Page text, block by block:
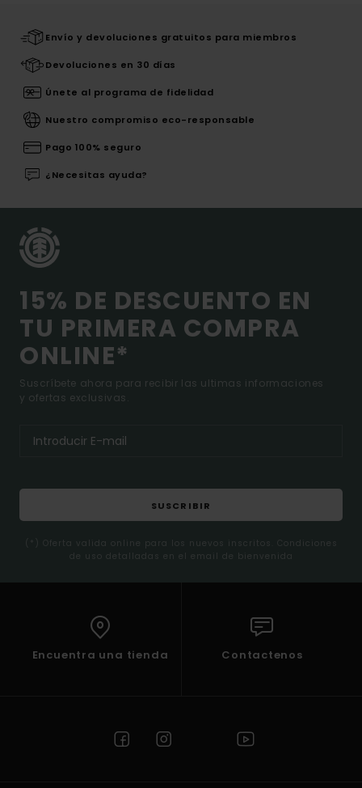
Envío y devoluciones gratuitos para miembros
Devoluciones en 30 días
Únete al programa de fidelidad
Nuestro compromiso eco-responsable
Pago 100% seguro
¿Necesitas ayuda?
15% DE DESCUENTO EN
TU PRIMERA COMPRA
ONLINE*
Suscríbete ahora para recibir las ultimas informaciones
y ofertas exclusivas.
SUSCRIBIR
(*) Oferta valida online para los nuevos inscritos. Condiciones
de uso detalladas en el email de bienvenida
Encuentra una tienda Contactenos